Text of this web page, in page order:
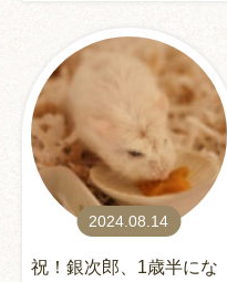
2024.08.14
祝！銀次郎、1歳半にな